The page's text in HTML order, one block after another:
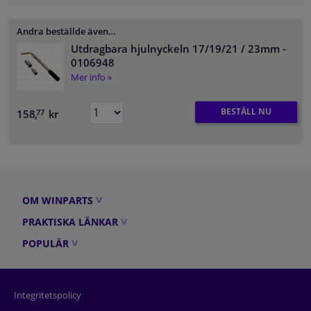
Andra beställde även…
Utdragbara hjulnyckeln 17/19/21 / 23mm -
0106948
Mer info »
158,77 kr BESTÄLL NU
OM WINPARTS
PRAKTISKA LÄNKAR
POPULÄR
Integritetspolicy